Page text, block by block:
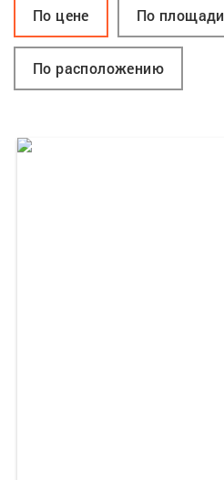
По цене По площади
По расположению